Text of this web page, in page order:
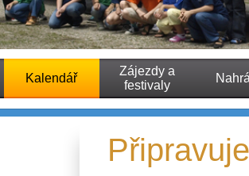
Kalendář
Zájezdy a
festivaly